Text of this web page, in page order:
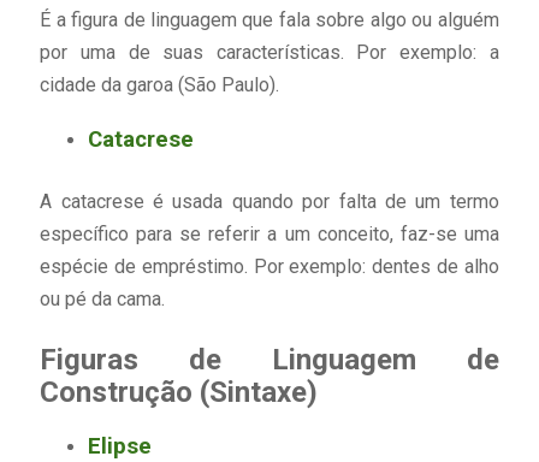
É a figura de linguagem que fala sobre algo ou alguém
por uma de suas características. Por exemplo: a
cidade da garoa (São Paulo).
Catacrese
A catacrese é usada quando por falta de um termo
específico para se referir a um conceito, faz-se uma
espécie de empréstimo. Por exemplo: dentes de alho
ou pé da cama.
Figuras de Linguagem de
Construção (Sintaxe)
Elipse